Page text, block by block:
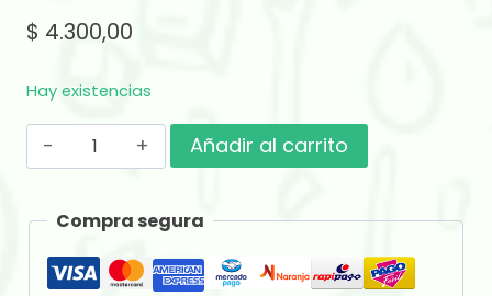
$ 4.300,00
Hay existencias
Selva
Limón
500
Añadir al carrito
Compra segura